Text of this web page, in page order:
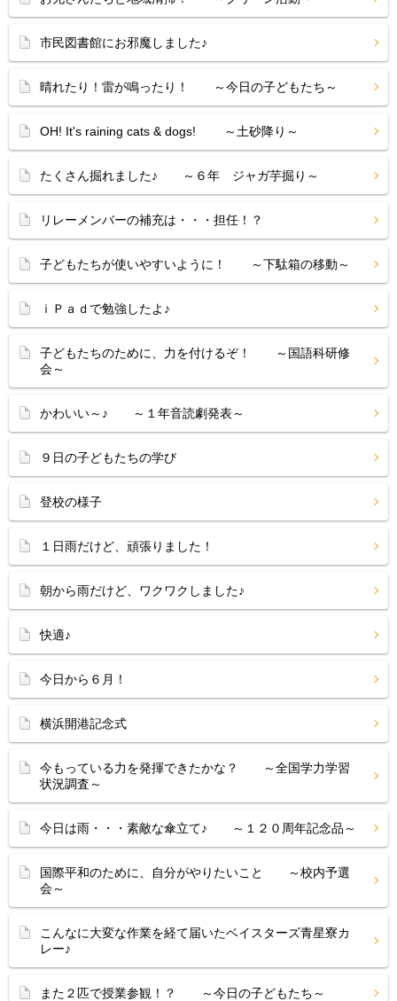
市民図書館にお邪魔しました♪
晴れたり！雷が鳴ったり！ ～今日の子どもたち～
OH! It's raining cats & dogs! ～土砂降り～
たくさん掘れました♪ ～６年 ジャガ芋掘り～
リレーメンバーの補充は・・・担任！？
子どもたちが使いやすいように！ ～下駄箱の移動～
ｉＰａｄで勉強したよ♪
子どもたちのために、力を付けるぞ！ ～国語科研修
会～
かわいい～♪ ～１年音読劇発表～
９日の子どもたちの学び
登校の様子
１日雨だけど、頑張りました！
朝から雨だけど、ワクワクしました♪
快適♪
今日から６月！
横浜開港記念式
今もっている力を発揮できたかな？ ～全国学力学習
状況調査～
今日は雨・・・素敵な傘立て♪ ～１２０周年記念品～
国際平和のために、自分がやりたいこと ～校内予選
会～
こんなに大変な作業を経て届いたベイスターズ青星寮カ
レー♪
また２匹で授業参観！？ ～今日の子どもたち～